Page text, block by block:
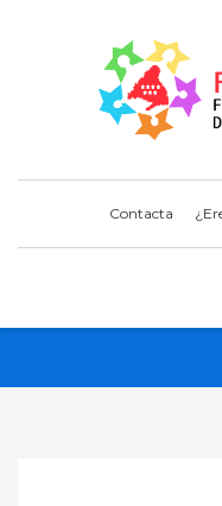
Contacta